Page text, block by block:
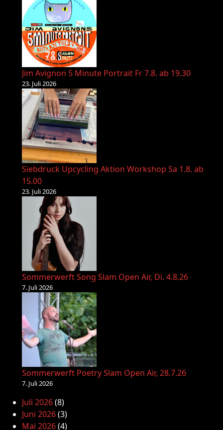
Jim Avignon 5 Minute Portrait Fr 7.8. ab 19.30
23. Juli 2026
Siebdruck Upcycling Aktion Workshop Sa 1.8. ab
15.00
23. Juli 2026
Sommerwerft Song Slam Open Air, Di. 4.8.26
7. Juli 2026
Sommerwerft Poetry Slam Open Air, 28.7.26
7. Juli 2026
Juli 2026(8)
Juni 2026(3)
Mai 2026(4)